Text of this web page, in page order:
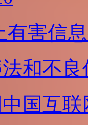
有害信
和不
中国互